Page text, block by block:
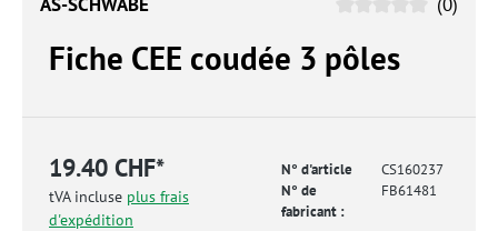
Fiche CEE coudée 3 pôles
19.40 CHF*
tVA incluse plus frais
d'expédition
N° d'article
CS160237
N° de
fabricant :
FB61481